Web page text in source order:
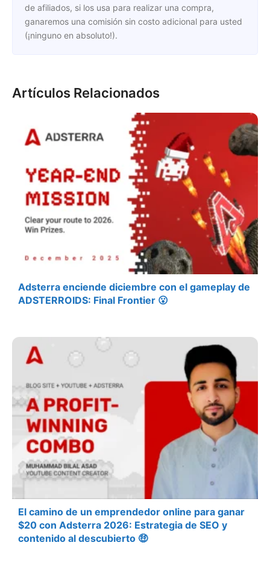
de afiliados, si los usa para realizar una compra,
ganaremos una comisión sin costo adicional para usted
(¡ninguno en absoluto!).
Artículos Relacionados
Adsterra enciende diciembre con el gameplay de
ADSTERROIDS: Final Frontier 😮
El camino de un emprendedor online para ganar
$20 con Adsterra 2026: Estrategia de SEO y
contenido al descubierto 🤑